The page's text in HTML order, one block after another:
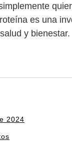
es una
y bienestar.
2024